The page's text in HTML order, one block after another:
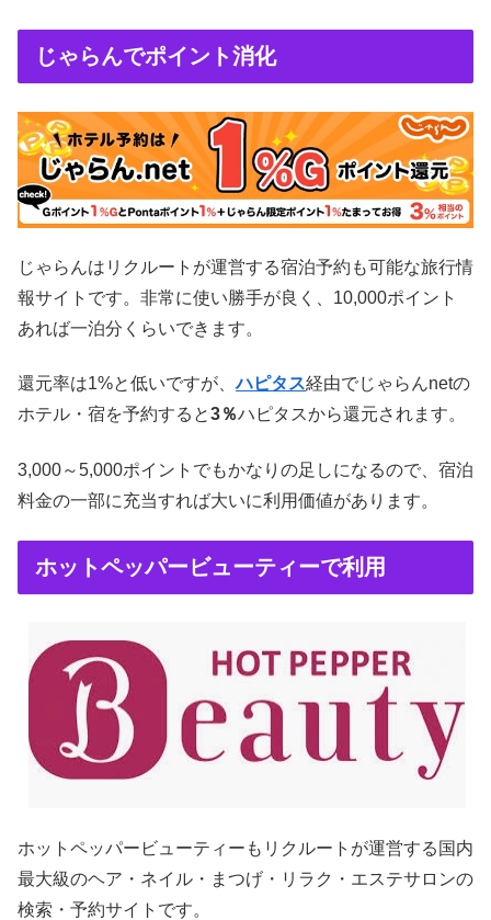
じゃらんでポイント消化
じゃらんはリクルートが運営する宿泊予約も可能な旅行情
報サイトです。非常に使い勝手が良く、10,000ポイント
あれば一泊分くらいできます。
還元率は1%と低いですが、ハピタス経由でじゃらんnetの
ホテル・宿を予約すると3％ハピタスから還元されます。
3,000～5,000ポイントでもかなりの足しになるので、宿泊
料金の一部に充当すれば大いに利用価値があります。
ホットペッパービューティーで利用
ホットペッパービューティーもリクルートが運営する国内
最大級のヘア・ネイル・まつげ・リラク・エステサロンの
検索・予約サイトです。